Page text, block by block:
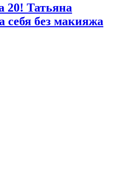
20! Татьяна
себя без макияжа